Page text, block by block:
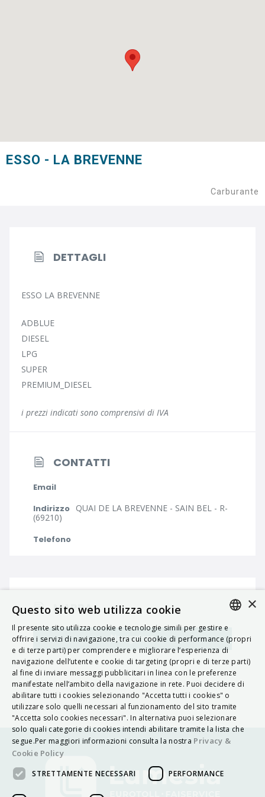
ESSO - LA BREVENNE
Carburante
DETTAGLI
ESSO LA BREVENNE
ADBLUE
DIESEL
LPG
SUPER
PREMIUM_DIESEL
i prezzi indicati sono comprensivi di IVA
CONTATTI
Email
Indirizzo QUAI DE LA BREVENNE - SAIN BEL - R-
(69210)
Telefono
MAPPA
Navigatore ITALIAN
ENGLISH
FRENCH
HUNGARIAN
DEUTSCH
POLSKI
PORTUGUÊS
×
Questo sito web utilizza cookie
Il presente sito utilizza cookie e tecnologie simili per gestire e
offrire i servizi di navigazione, tra cui cookie di performance (propri
e di terze parti) per comprendere e migliorare l’esperienza di
navigazione dell’utente e cookie di targeting (propri e di terze parti)
al fine di inviare messaggi pubblicitari in linea con le preferenze
manifestate nell’ambito della navigazione in rete. Puoi decidere di
abilitare tutti i cookies selezionando "Accetta tutti i cookies" o
utilizzare solo quelli necessari al funzionamento del sito tramite
"Accetta solo cookies necessari". In alternativa puoi selezionare
solo quali categorie di cookies intendi abilitare tramite la lista che
segue.Per maggiori informazioni consulta la nostra Privacy &
Cookie Policy
STRETTAMENTE NECESSARI PERFORMANCE